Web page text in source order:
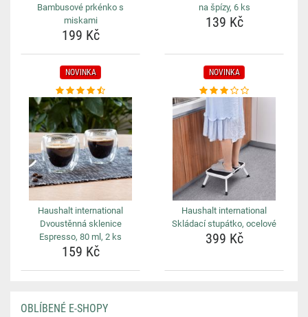
Bambusové prkénko s
miskami
199 Kč
na špízy, 6 ks
139 Kč
NOVINKA
Haushalt international
Dvoustěnná sklenice
Espresso, 80 ml, 2 ks
159 Kč
NOVINKA
Haushalt international
Skládací stupátko, ocelové
399 Kč
OBLÍBENÉ E-SHOPY